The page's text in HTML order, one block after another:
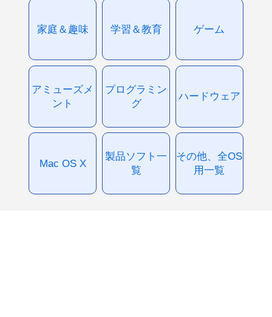
家庭＆趣味 学習＆教育 ゲーム
アミューズメ
ント
プログラミン
グ
ハードウェア
Mac OS X
製品ソフト一
覧
その他、全OS
用一覧